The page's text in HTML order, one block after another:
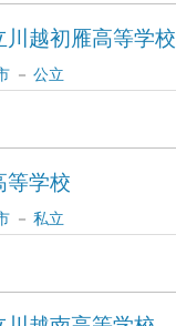
川越初雁高等学校
公立
等学校
私立